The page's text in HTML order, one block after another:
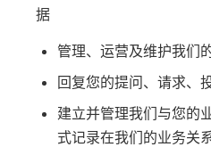
据
管理、运营及维护我们
回复您的提问、请求、
建立并管理我们与您的
式记录在我们的业务关